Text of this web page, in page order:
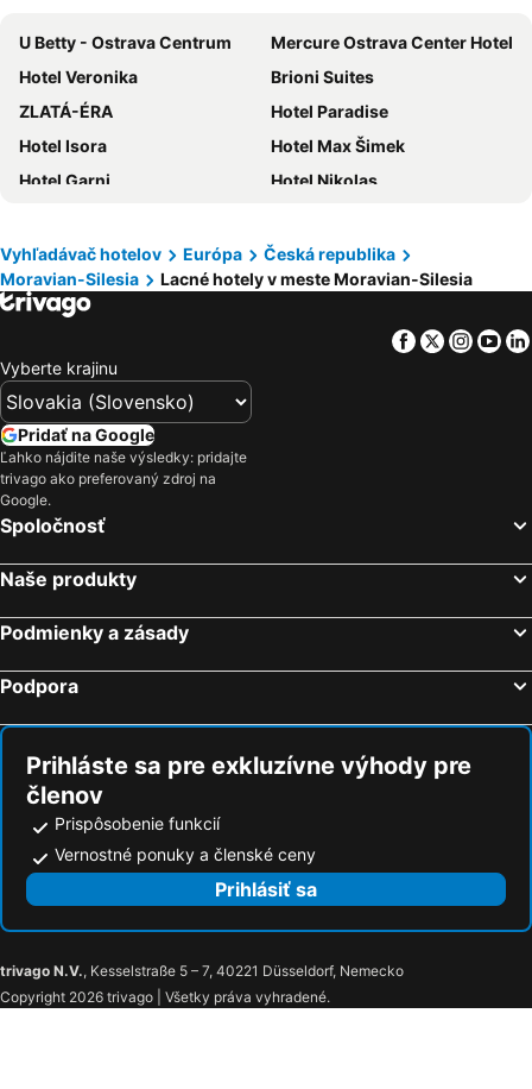
U Betty - Ostrava Centrum
Mercure Ostrava Center Hotel
Hotel Veronika
Brioni Suites
ZLATÁ-ÉRA
Hotel Paradise
Hotel Isora
Hotel Max Šimek
Hotel Garni
Hotel Nikolas
Wellness Hotel Ondrášův dvůr
Imperial Hotel Ostrava
Clarion Congress Hotel Ostrava
Best Western Hotel Vista
Hotel Maria
Wellness Hotel Bahenec
Hotel Richtr
Lowcost Hotel Ostrava
Wellness Hotel Pod Kycmolem
Hotel Kamzik
Hostel Moravia Ostrava
Hotel Sport
Jan Maria Hotel
Hotel VP1
La Rosa
Zámeček Petrovice
Hotel Grůň
Miura Hotel
Wellness Hotel Fridrich
Hotel Zlatý Orel
Hotel Piast
Penzion Tágo Bohumín
Sareza hotel
Hotel Pudlov
Hotel a restaurace Palfrig
Brusperk
Sýpka
Hotel Vratimov
Hlubina
Mini Hotel Akord
Penzion Polanka Nad Odrou
Hotel Elmontex
Vyhľadávač hotelov Európa
Česká republika
Moravian-Silesia
Lacné hotely v meste Moravian-Silesia
Facebook
Twitter
Vyberte krajinu
Pridať na Google
Ľahko nájdite naše výsledky: pridajte
trivago ako preferovaný zdroj na
Google.
Spoločnosť
Naše produkty
Podmienky a zásady
Podpora
Prihláste sa pre exkluzívne výhody pre
členov
Prispôsobenie funkcií
Vernostné ponuky a členské ceny
Prihlásiť sa
trivago N.V., Kesselstraße 5 – 7, 40221 Düsseldorf, Nemecko
Copyright 2026 trivago | Všetky práva vyhradené.